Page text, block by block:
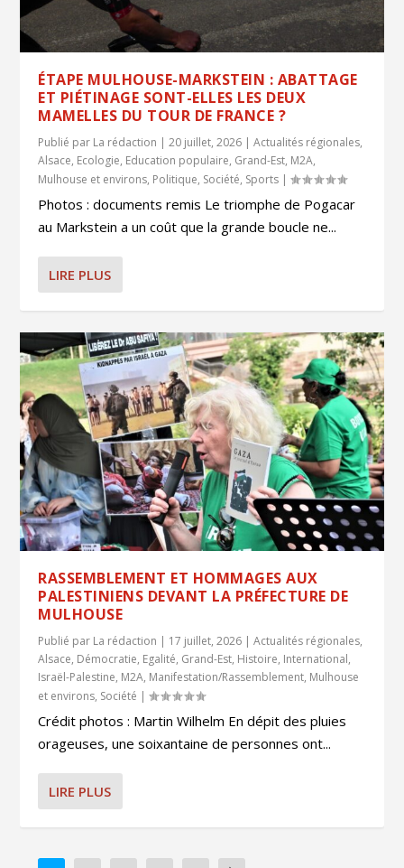
ÉTAPE MULHOUSE-MARKSTEIN : ABATTAGE
ET PIÉTINAGE SONT-ELLES LES DEUX
MAMELLES DU TOUR DE FRANCE ?
Publié par La rédaction |20 juillet, 2026 |Actualités régionales,
Alsace, Ecologie, Education populaire, Grand-Est, M2A,
Mulhouse et environs, Politique, Société, Sports |
Photos : documents remis Le triomphe de Pogacar
au Markstein a un coût que la grande boucle ne...
LIRE PLUS
RASSEMBLEMENT ET HOMMAGES AUX
PALESTINIENS DEVANT LA PRÉFECTURE DE
MULHOUSE
Publié par La rédaction | 17 juillet, 2026 |Actualités régionales,
Alsace, Démocratie, Egalité, Grand-Est, Histoire, International,
Israël-Palestine, M2A, Manifestation/Rassemblement, Mulhouse
et environs, Société |
Crédit photos : Martin Wilhelm En dépit des pluies
orageuses, une soixantaine de personnes ont...
LIRE PLUS